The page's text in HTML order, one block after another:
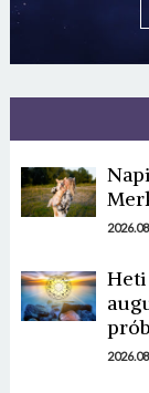
Heti
E-mail cím